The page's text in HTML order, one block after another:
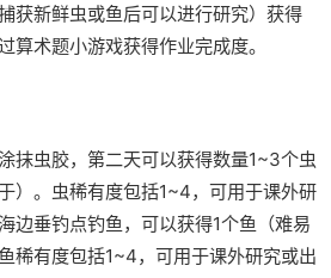
获新鲜虫或鱼后可以进行研究）获得
算术题小游戏获得作业完成度。
抹虫胶，第二天可以获得数量1~3个虫
）。虫稀有度包括1~4，可用于课外研
边垂钓点钓鱼，可以获得1个鱼（难易
稀有度包括1~4，可用于课外研究或出